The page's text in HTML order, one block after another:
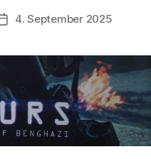
Veröffentlichungsdatum
4. September 2025